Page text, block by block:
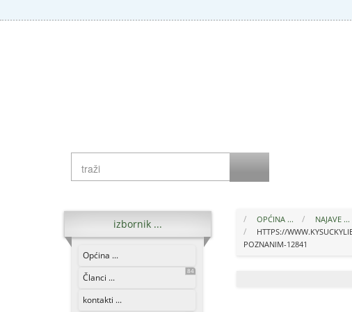
izbornik ...
Općina ...
Članci ...
84
kontakti ...
OPĆINA ...
NAJAVE ...
HTTPS://
POZNANIM-12841